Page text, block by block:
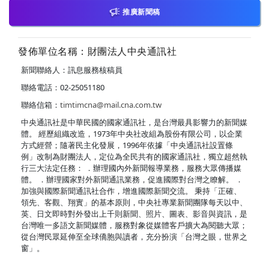
推廣新聞稿
發佈單位名稱：財團法人中央通訊社
新聞聯絡人：訊息服務核稿員
聯絡電話：02-25051180
聯絡信箱： timtimcna@mail.cna.com.tw
中央通訊社是中華民國的國家通訊社，是台灣最具影響力的新聞媒
體。 經歷組織改造，1973年中央社改組為股份有限公司，以企業
方式經營；隨著民主化發展，1996年依據「中央通訊社設置條
例」改制為財團法人，定位為全民共有的國家通訊社，獨立超然執
行三大法定任務： ．辦理國內外新聞報導業務，服務大眾傳播媒
體。 ．辦理國家對外新聞通訊業務，促進國際對台灣之瞭解。 ．
加強與國際新聞通訊社合作，增進國際新聞交流。 秉持「正確、
領先、客觀、翔實」的基本原則，中央社專業新聞團隊每天以中、
英、日文即時對外發出上千則新聞、照片、圖表、影音與資訊，是
台灣唯一多語文新聞媒體，服務對象從媒體客戶擴大為閱聽大眾；
從台灣民眾延伸至全球僑胞與讀者，充分扮演「台灣之眼，世界之
窗」。